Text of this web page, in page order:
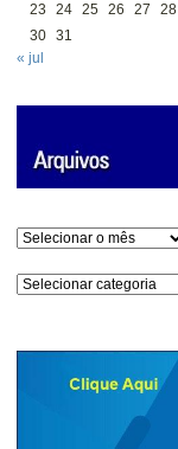
23
24 25 26 27 28
30 31
« jul
Arquivos
Categorias